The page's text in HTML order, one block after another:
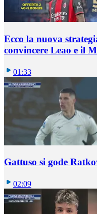
Ecco la nuova
convincere Leao e il
01:33
Gattuso si gode
02:09